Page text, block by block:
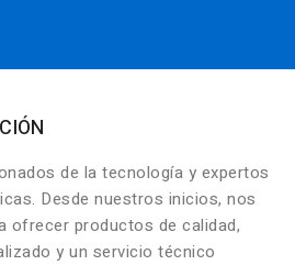
de la tecnología y expertos
Desde nuestros inicios, nos
ofrecer productos de calidad,
y un servicio técnico